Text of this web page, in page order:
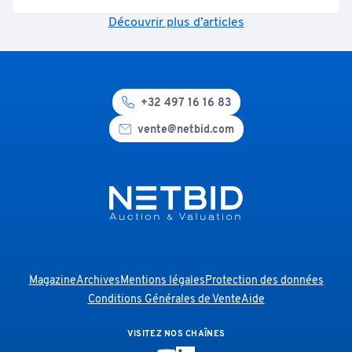
Découvrir plus d’articles
+32 497 16 16 83
vente@netbid.com
MagazineArchivesMentions légalesProtection des données
Conditions Générales de VenteAide
VISITEZ NOS CHAÎNES